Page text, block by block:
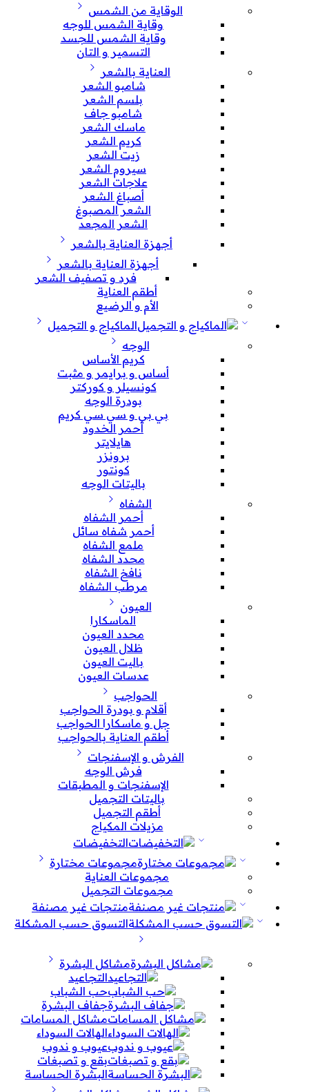
الوقاية من الشمس
وقاية الشمس للوجه
وقاية الشمس للجسد
التسمير و التان
العناية بالشعر
شامبو الشعر
بلسم الشعر
شامبو جاف
ماسك الشعر
كريم الشعر
زيت الشعر
سيروم الشعر
علاجات الشعر
أصباغ الشعر
الشعر المصبوغ
الشعر المجعد
أجهزة العناية بالشعر
أجهزة العناية بالشعر
فرد و تصفيف الشعر
أطقم العناية
الأم و الرضيع
الماكياج و التجميل
الوجه
كريم الأساس
أساس و برايمر و مثبت
كونسيلر و كوركتر
بودرة الوجه
بي بي و سي سي كريم
أحمر الخدود
هايلايتر
برونزر
كونتور
باليتات الوجه
الشفاه
أحمر الشفاه
أحمر شفاه سائل
ملمع الشفاه
محدد الشفاه
نافخ الشفاه
مرطب الشفاه
العيون
الماسكارا
محدد العيون
ظلال العيون
باليت العيون
عدسات العيون
الحواجب
أقلام و بودرة الحواجب
جل و ماسكارا الحواجب
أطقم العناية بالحواجب
الفرش و الإسفنجات
فرش الوجه
الإسفنجات و المطبقات
باليتات التجميل
أطقم التجميل
مزيلات المكياج
التخفيضات
مجموعات مختارة
مجموعات العناية
مجموعات التجميل
منتجات غير مصنفة
التسوق حسب المشكلة
مشاكل البشرة
التجاعيد
حب الشباب
جفاف البشرة
مشاكل المسامات
الهالات السوداء
عيوب و ندوب
بقع و تصبغات
البشرة الحساسة